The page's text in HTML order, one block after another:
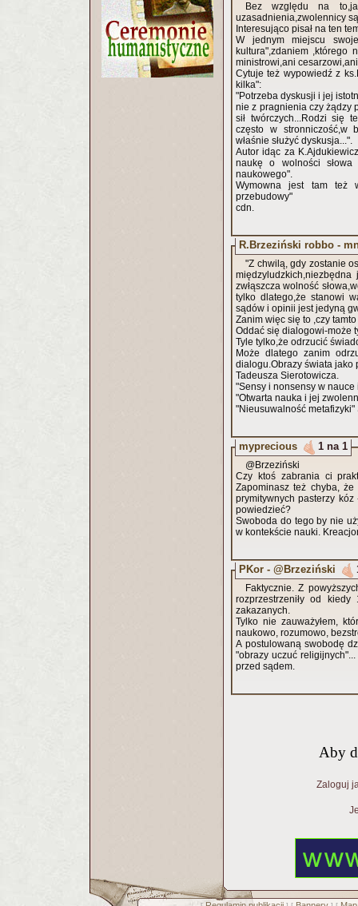
Bez względu na
uzasadnienia,zwolennicy
Interesująco pisał na ten
W jednym miejscu
kultura",zdaniem ,którego
ministrowi,ani
Cytuje też wypowiedź z
kilka":
"Potrzeba dyskusji i jej
nie z pragnienia czy żądzy
sił twórczych...Rodzi się
często w stronniczość,w
właśnie służyć dyskusja...".
Autor idąc za
naukę o wolności
naukowego".
Wymowna jest tam też
przebudowy"
cdn.
R.Brzeziński robbo -
"Z chwilą, gdy zostanie
zwłąszcza wolność
tylko dlatego,że stanowi
sądów i opinii jest jedyną
Zanim więc się to ,czy
Oddać się dialogowi-może
Tyle tylko,że odrzucić
Może dlatego zanim
dialogu.Obrazy świata jako
Tadeusza Sierotowicza.
"Sensy i nonsensy w
"Otwarta nauka i jej
"Nieusuwalność metafizyki"
myprecious 1 na 1
@Brzeziński
Czy ktoś zabrania ci
Zapominasz też chyba,
prymitywnych pasterzy
powiedzieć?
Swoboda do tego by nie
w kontekście nauki.
PKor - @Brzeziński
Faktycznie. Z
rozprzestrzeniły od
zakazanych.
Tylko nie zauważyłem,
naukowo, rozumowo,
A postulowaną swobodę
"obrazy uczuć
przed sądem.
Aby
Zaloguj